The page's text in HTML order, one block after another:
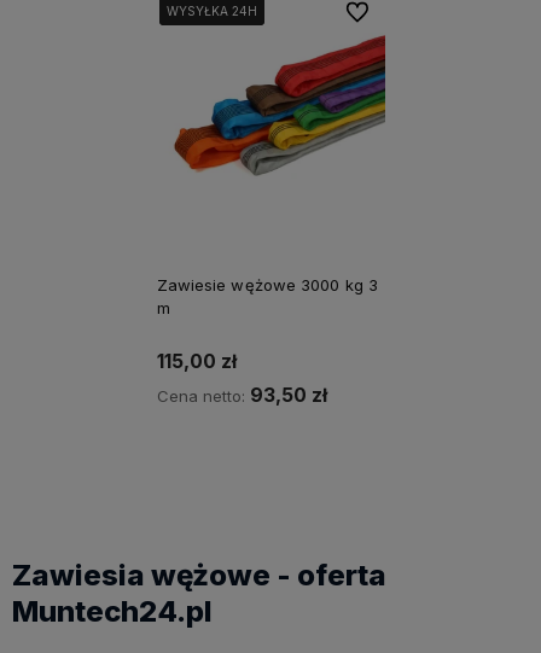
WYSYŁKA 24H
WYSYŁKA 24H
WYSYŁKA 24H
Zawiesie wężowe 3000 kg 3
m
115,00 zł
Cena netto: 93,50 zł
Do ulubionych
Zawiesia wężowe - oferta
Muntech24.pl